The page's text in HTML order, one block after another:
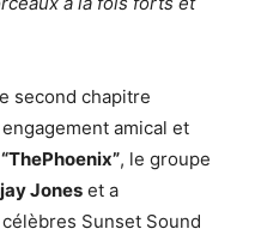
second chapitre
amical et
“ThePhoenix”, le groupe
Jones et a
Sunset Sound